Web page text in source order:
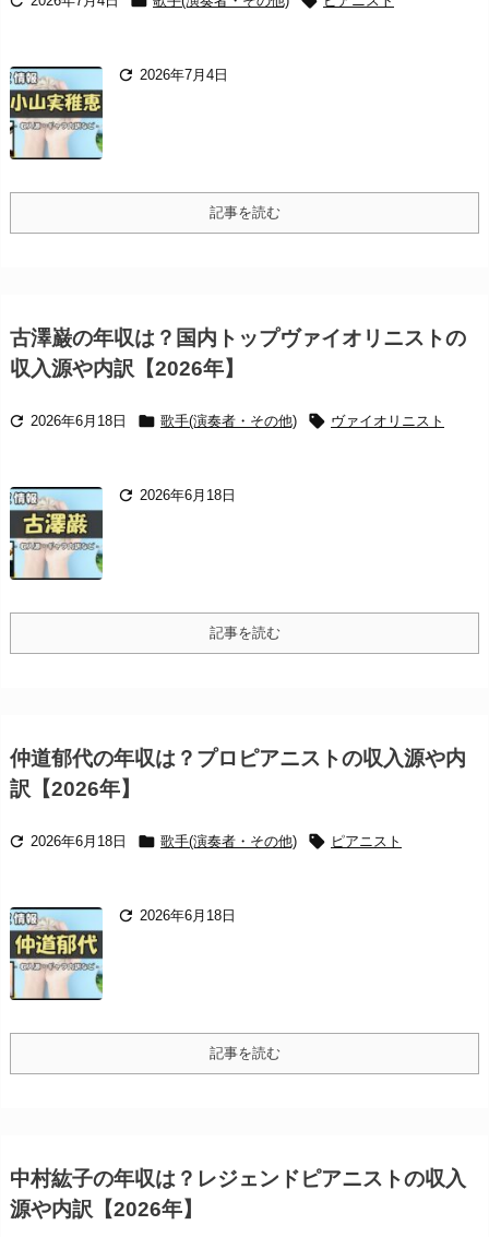
 2026年7月4日
記事を読む
古澤巌の年収は？国内トップヴァイオリニストの
収入源や内訳【2026年】
 2026年6月18日  歌手(演奏者・その他)  ヴァイオリニスト
 2026年6月18日
記事を読む
仲道郁代の年収は？プロピアニストの収入源や内
訳【2026年】
 2026年6月18日  歌手(演奏者・その他)  ピアニスト
 2026年6月18日
記事を読む
中村紘子の年収は？レジェンドピアニストの収入
源や内訳【2026年】